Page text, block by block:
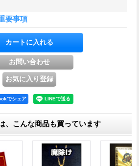
要事項
でシェア
、こんな商品も買っています